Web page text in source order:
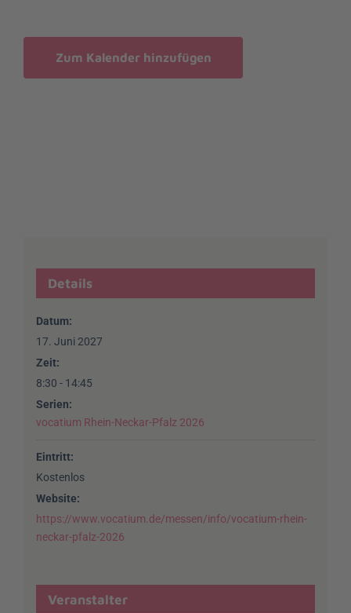
Zum Kalender hinzufügen
Details
Datum:
17. Juni 2027
Zeit:
8:30 - 14:45
Serien:
vocatium Rhein-Neckar-Pfalz 2026
Eintritt:
Kostenlos
Website:
https://www.vocatium.de/messen/info/vocatium-rhein-
neckar-pfalz-2026
Veranstalter